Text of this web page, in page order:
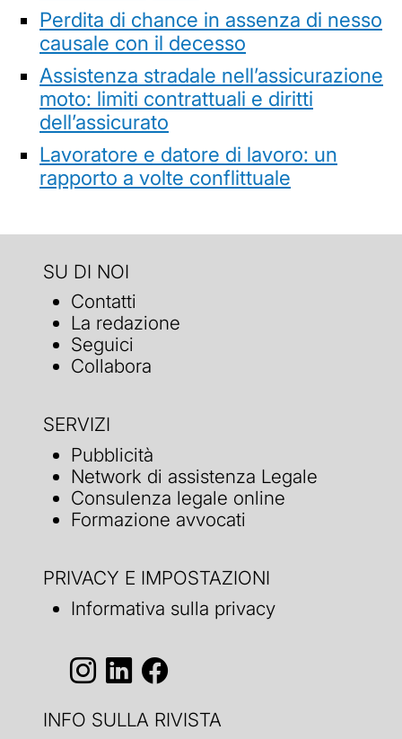
Perdita di chance in assenza di nesso
causale con il decesso
Assistenza stradale nell’assicurazione
moto: limiti contrattuali e diritti
dell’assicurato
Lavoratore e datore di lavoro: un
rapporto a volte conflittuale
SU DI NOI
Contatti
La redazione
Seguici
Collabora
SERVIZI
Pubblicità
Network di assistenza Legale
Consulenza legale online
Formazione avvocati
PRIVACY E IMPOSTAZIONI
Informativa sulla privacy
INFO SULLA RIVISTA